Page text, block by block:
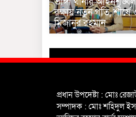
রক্ষায় নতুন গতি, শীর্ষে
মিজানুর রহমান
প্রধান উপদেষ্টা : মোঃ
সম্পাদক : মোঃ শহিদুল